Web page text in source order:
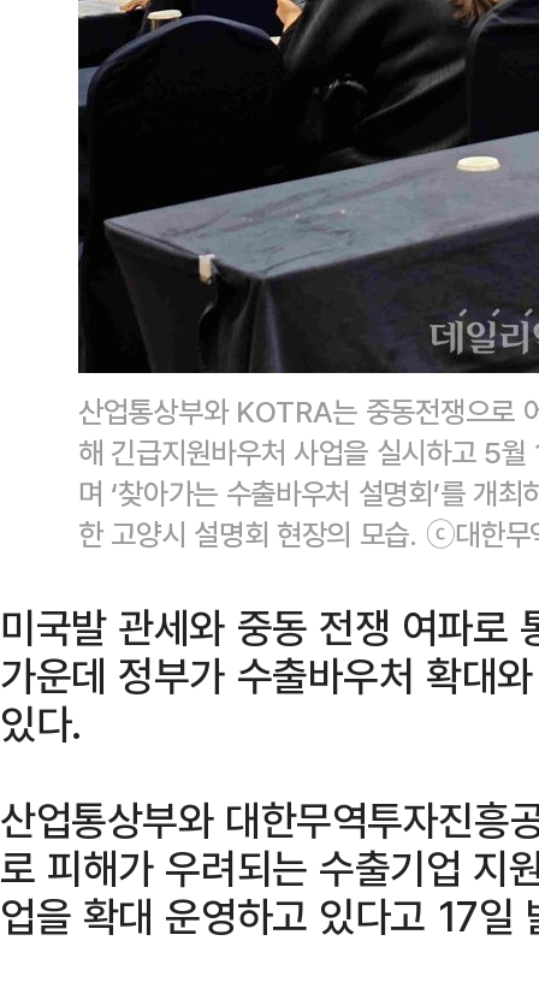
산업통상부와 KOTRA는 중동전쟁으로
해 긴급지원바우처 사업을 실시하고 5
며 ‘찾아가는 수출바우처 설명회’를 개
한 고양시 설명회 현장의 모습. ⓒ대한무
미국발 관세와 중동 전쟁 여파로
가운데 정부가 수출바우처 확대
있다.
산업통상부와 대한무역투자진
로 피해가 우려되는 수출기업 지
업을 확대 운영하고 있다고 17일